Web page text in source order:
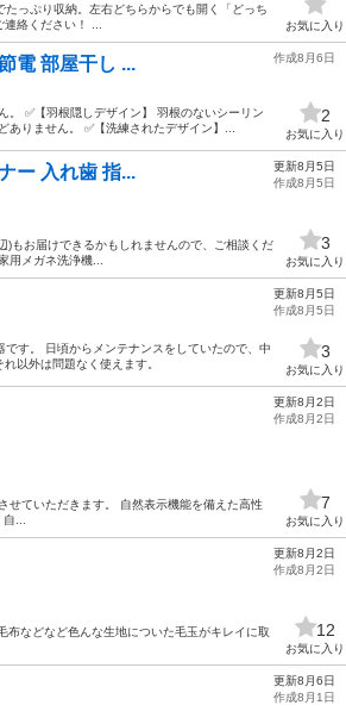
っぷり収納。左右どちらからでも開く「どっち
絡ください！ ...
お気に入り
電 部屋干し ...
✅【羽根隠しデザイン】 羽根のないシーリン
りません。 ✅【洗練されたデザイン】...
作成8月6日
2
お気に入り
ー 入れ歯 指...
もお届けできるかもしれませんので、ご相談くだ
メガネ洗浄機...
更新8月5日
作成8月5日
3
お気に入り
す。 日頃からメンテナンスをしていたので、中
以外は問題なく使えます。
更新8月5日
作成8月5日
3
お気に入り
せていただきます。 自然表示機能を備えた高性
...
更新8月2日
作成8月2日
7
お気に入り
などなど色んな生地についた毛玉がキレイに取
更新8月2日
作成8月2日
12
お気に入り
更新8月6日
作成8月1日